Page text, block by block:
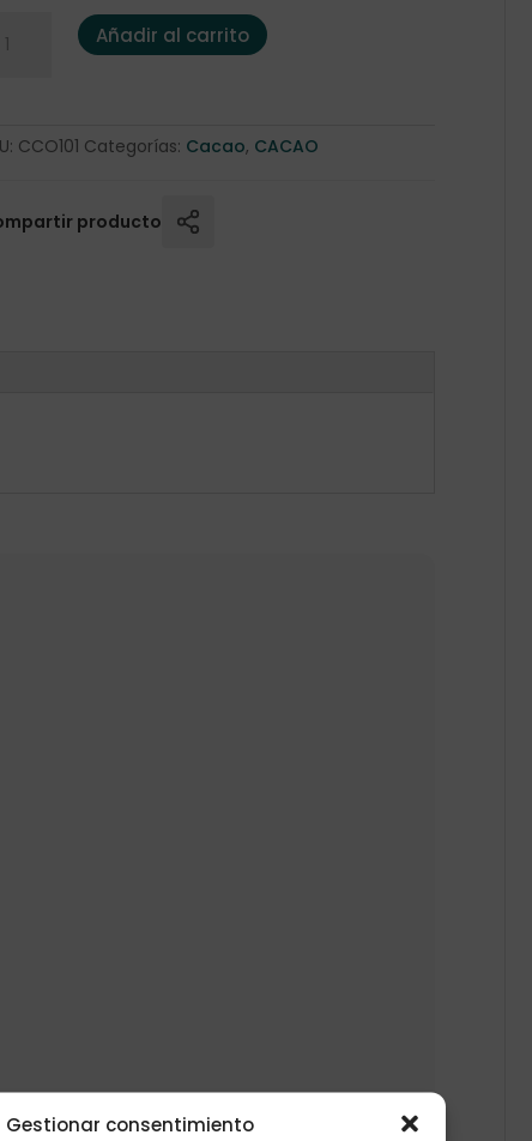
Gestionar consentimiento
Puro en Lata de 150 gr. cantidad
Añadir al carrito
CCO101 Categorías: Cacao, CACAO
producto